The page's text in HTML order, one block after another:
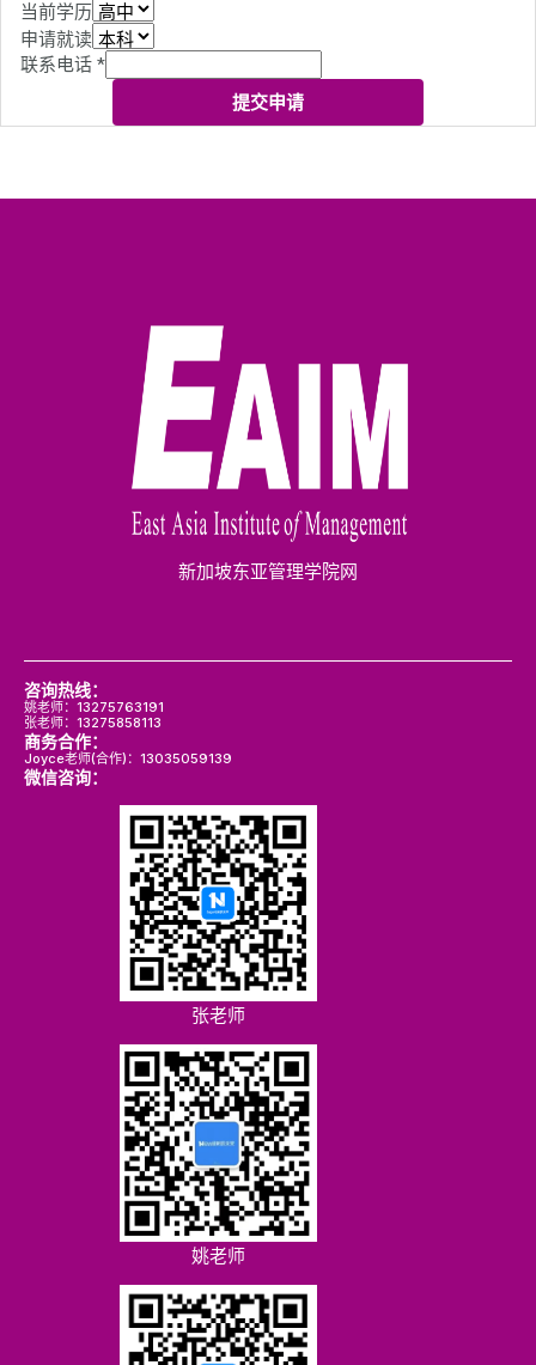
当前学历
申请就读
联系电话 *
提交申请
新加坡东亚管理学院网
咨询热线：
姚老师：13275763191
张老师：13275858113
商务合作：
Joyce老师(合作)：13035059139
微信咨询：
张老师
姚老师